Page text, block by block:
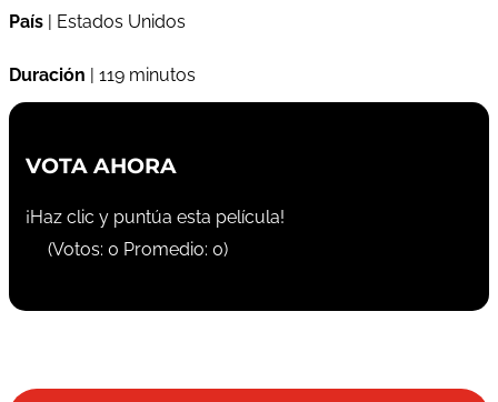
País | Estados Unidos
Duración | 119 minutos
VOTA AHORA
¡Haz clic y puntúa esta película!
(Votos: 0 Promedio: 0)